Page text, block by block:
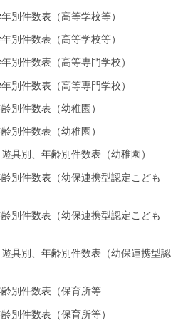
別件数表（高等学校等）
別件数表（高等学校等）
別件数表（高等専門学校）
別件数表（高等専門学校）
別件数表（幼稚園）
別件数表（幼稚園）
具別、年齢別件数表（幼稚園）
別件数表（幼保連携型認定こども
別件数表（幼保連携型認定こども
具別、年齢別件数表（幼保連携型認
別件数表（保育所等
別件数表（保育所等）